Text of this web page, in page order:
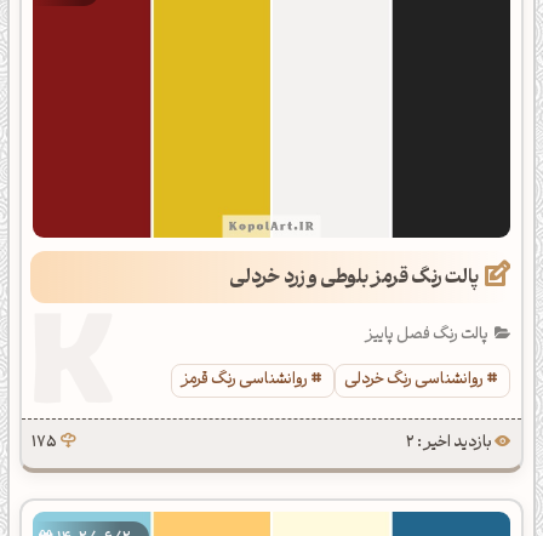
پالت رنگ قرمز بلوطی و زرد خردلی
پالت رنگ فصل پاییز
روانشناسی رنگ خردلی
روانشناسی رنگ قرمز
بازدید اخیر : 2 175